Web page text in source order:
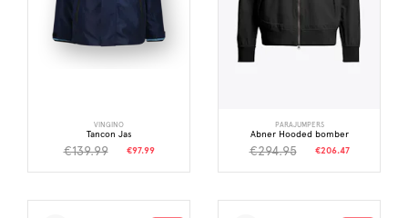
VINGINO
Tancon Jas
€139.99 €97.99
PARAJUMPERS
Abner Hooded bomber
€294.95 €206.47